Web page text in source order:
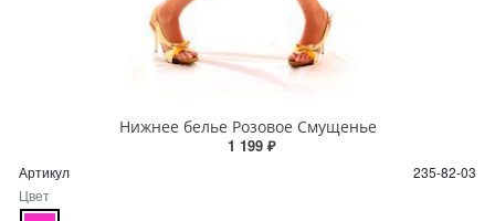
Нижнее белье Розовое Смущенье
1 199 ₽
Артикул
235-82-03
Цвет